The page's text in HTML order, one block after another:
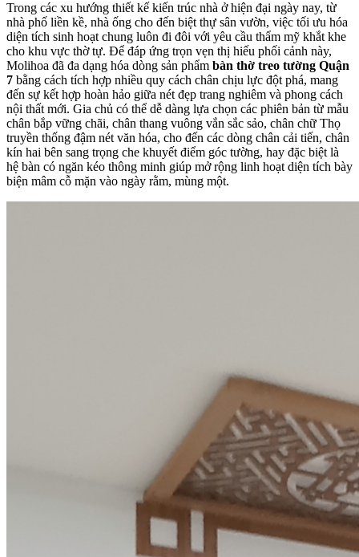
Trong các xu hướng thiết kế kiến trúc nhà ở hiện đại ngày nay, từ
nhà phố liền kề, nhà ống cho đến biệt thự sân vườn, việc tối ưu hóa
diện tích sinh hoạt chung luôn đi đôi với yêu cầu thẩm mỹ khắt khe
cho khu vực thờ tự. Để đáp ứng trọn vẹn thị hiếu phối cảnh này,
Molihoa đã đa dạng hóa dòng sản phẩm bàn thờ treo tường Quận
7 bằng cách tích hợp nhiều quy cách chân chịu lực đột phá, mang
đến sự kết hợp hoàn hảo giữa nét đẹp trang nghiêm và phong cách
nội thất mới. Gia chủ có thể dễ dàng lựa chọn các phiên bản từ mẫu
chân bắp vững chãi, chân thang vuông vắn sắc sảo, chân chữ Thọ
truyền thống đậm nét văn hóa, cho đến các dòng chân cải tiến, chân
kín hai bên sang trọng che khuyết điểm góc tường, hay đặc biệt là
hệ bàn có ngăn kéo thông minh giúp mở rộng linh hoạt diện tích bày
biện mâm cỗ mặn vào ngày rằm, mùng một.